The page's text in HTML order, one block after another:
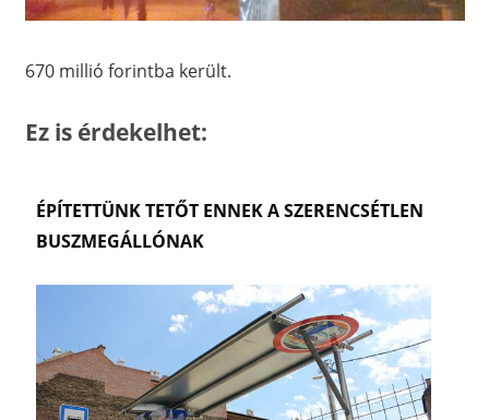
670 millió forintba került.
Ez is érdekelhet:
ÉPÍTETTÜNK TETŐT ENNEK A SZERENCSÉTLEN
BUSZMEGÁLLÓNAK